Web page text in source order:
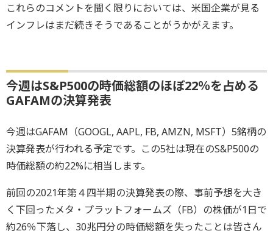
これらのコメントを聞く限りにおいては、米国企業が見る
インフレはまだ続きそうであることがうかがえます。
今週はS&P500の時価総額のほぼ22％を占める
GAFAMの決算発表
今週はGAFAM（GOOGL, AAPL, FB, AMZN, MSFT）5銘柄の
決算発表が行われる予定です。この5社は現在のS&P500の
時価総額の約22%に相当します。
前回の2021年第４四半期の決算発表の際、事前予想を大き
く下回ったメタ・プラットフォームズ（FB）の株価が1日で
約26％下落し、30兆円分の時価総額を失ったことは皆さん